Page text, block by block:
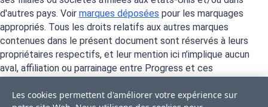
d'autres pays. Voir marques déposées pour les marquages
appropriés. Tous les droits relatifs aux autres marques
contenues dans le présent document sont réservés à leurs
propriétaires respectifs, et leur mention ici n’implique aucun
aval, affiliation ou parrainage entre Progress et ces
Les cookies permettent d'améliorer votre expérience sur